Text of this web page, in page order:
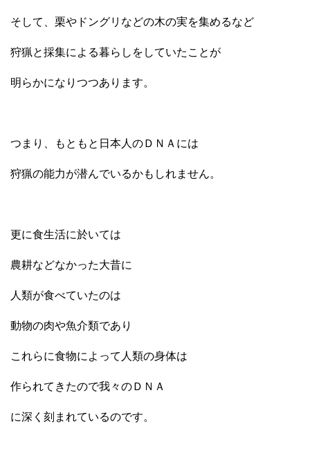
そして、栗やドングリなどの木の実を集めるなど
狩猟と採集による暮らしをしていたことが
明らかになりつつあります。
つまり、もともと日本人のＤＮＡには
狩猟の能力が潜んでいるかもしれません。
更に食生活に於いては
農耕などなかった大昔に
人類が食べていたのは
動物の肉や魚介類であり
これらに食物によって人類の身体は
作られてきたので我々のＤＮＡ
に深く刻まれているのです。